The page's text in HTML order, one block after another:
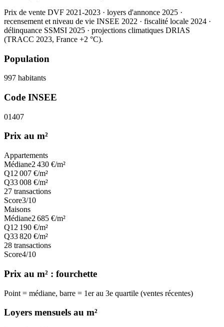
Prix de vente DVF 2021-2023 · loyers d'annonce 2025 ·
recensement et niveau de vie INSEE 2022 · fiscalité locale 2024 ·
délinquance SSMSI 2025 · projections climatiques DRIAS
(TRACC 2023, France +2 °C).
Population
997 habitants
Code INSEE
01407
Prix au m²
Appartements
Médiane2 430 €/m²
Q1 2 007 €/m²
Q33 008 €/m²
27 transactions
Score3/10
Maisons
Médiane2 685 €/m²
Q1 2 190 €/m²
Q33 820 €/m²
28 transactions
Score4/10
Prix au m² : fourchette
Point = médiane, barre = 1er au 3e quartile (ventes récentes)
Loyers mensuels au m²